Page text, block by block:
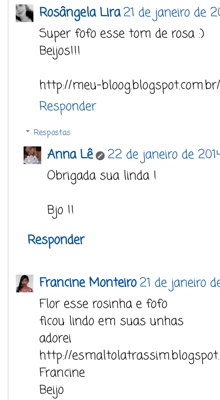
Rosângela Lira21 de janeiro de
Super fofo esse tom de rosa :)
Beijos!!!
http://meu-bloog.blogspot.com.br/
Responder
Respostas
Anna Lê
22 de janeiro de
Obrigada sua linda !
Bjo !!
Responder
Francine Monteiro21 de janeiro
Flor esse rosinha e fofo
ficou lindo em suas unhas
adorei
http://
Francine
Beijo